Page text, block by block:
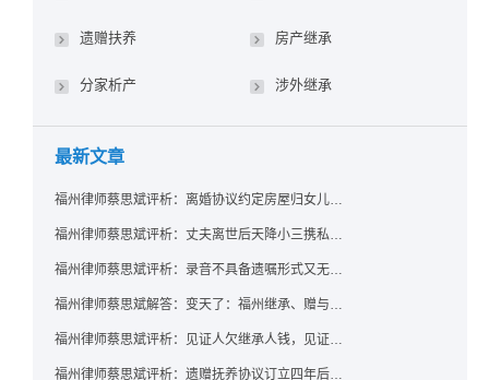
遗赠扶养 房产继承
分家析产 涉外继承
最新文章
福州律师蔡思斌评析：离婚协议约定房屋归女儿所有，父亲去世后继母能否拒绝过户？
福州律师蔡思斌评析：丈夫离世后天降小三携私生子争遗产，法院正义判决保住原配80%份额！
福州律师蔡思斌评析：录音不具备遗嘱形式又无法证明赠与意愿——法院：按法定继承处理
福州律师蔡思斌解答：变天了：福州继承、赠与房产转让要收20%个税？福州国税官方回复来了！
福州律师蔡思斌评析：见证人欠继承人钱，见证遗嘱还有效吗？
福州律师蔡思斌评析：遗赠抚养协议订立四年后丧失民事行为能力，协议有效吗？